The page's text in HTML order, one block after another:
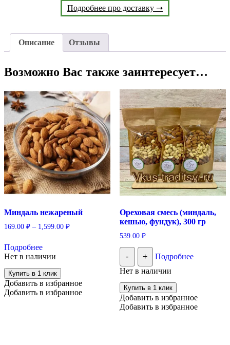
Подробнее про доставку ➝
Описание Отзывы
Возможно Вас также заинтересует…
Миндаль нежареный
169.00 ₽ – 1,599.00 ₽
Подробнеетовар
имеет
несколько
вариаций.
Опции
можно
Нет в наличии
Купить в 1 клик
Добавить в избранное
Добавить в избранное
Ореховая смесь (миндаль,
кешью, фундук), 300 гр
539.00 ₽
- +
Подробнее
Нет в наличии
Купить в 1 клик
Добавить в избранное
Добавить в избранное